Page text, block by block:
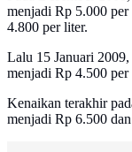
menjadi Rp 5.000
4.800 per liter.
Lalu 15 Januari
menjadi Rp 4.500 per
Kenaikan terakhir
menjadi Rp 6.500